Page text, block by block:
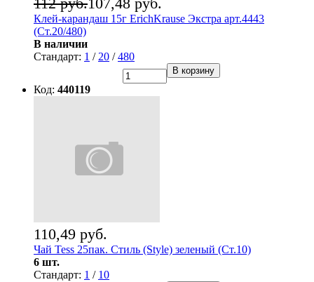
Клей-карандаш 15г ErichKrause Экстра арт.4443
(Ст.20/480)
В наличии
Стандарт: 1 / 20 /480
В корзину
Код: 440119
110,49 руб.
Чай Tess 25пак. Стиль (Style) зеленый (Ст.10)
6 шт.
Стандарт: 1 / 10